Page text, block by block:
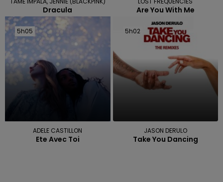
Dracula Are You With Me
5h05
5h05
ADELE CASTILLON
Ete Avec Toi
5h02
5h02
JASON DERULO
Take You Dancing